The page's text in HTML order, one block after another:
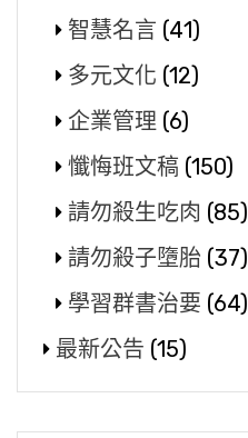
智慧名言 (41)
多元文化 (12)
企業管理 (6)
懺悔班文稿 (150)
請勿殺生吃肉 (85)
請勿殺子墮胎 (37)
學習群書治要 (64)
最新公告 (15)